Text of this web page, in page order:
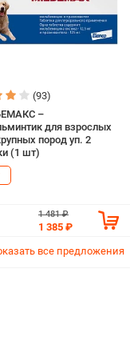
(93)
–
для взрослых
пород уп. 2
(1 шт)
1 481 ₽
1 385 ₽
все предложения